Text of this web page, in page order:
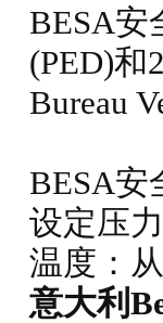
BESA安
(PED)和
Bureau
BESA安
设定压
温度：从
意大利